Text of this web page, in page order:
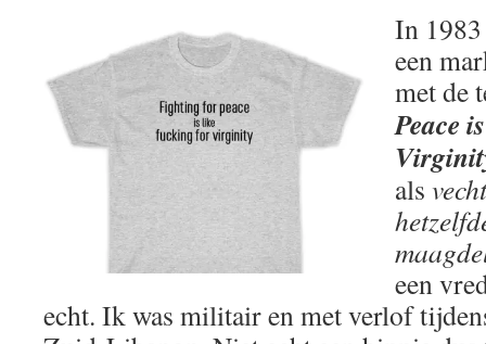
In
een
met de
Peace
als
een
echt. Ik was militair en met verlof